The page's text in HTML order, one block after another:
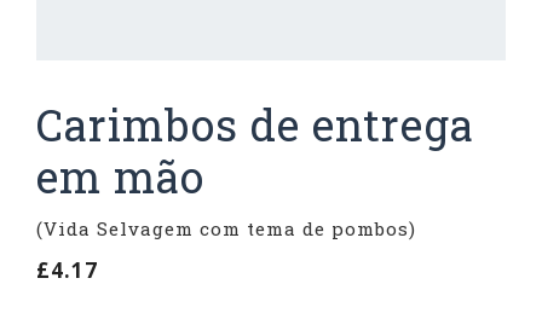
Carimbos de entrega
em mão
(Vida Selvagem com tema de pombos)
£4.17